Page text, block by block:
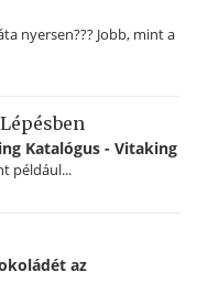
nyersen??? Jobb, mint a
Katalógus - Vitaking
például...
az